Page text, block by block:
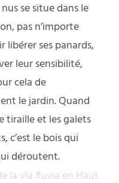
se situe dans le
pas n’importe
libérer ses panards,
leur sensibilité,
cela de
le jardin. Quand
tiraille et les galets
c’est le bois qui
déroutent.